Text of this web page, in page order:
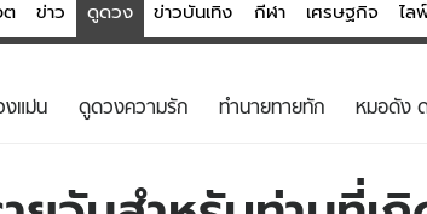
ต ข่าว ดูดวง ข่าวบันเทิง กีฬา เศรษฐกิจ ไล
ดูดวง - ตรวจหวย
งแม่น ดูดวงความรัก ทํานายทายทัก หมอดัง